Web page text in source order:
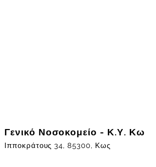
Γενικό Νοσοκομείο - Κ.Υ. Κω
Ιπποκράτους 34, 85300, Κως